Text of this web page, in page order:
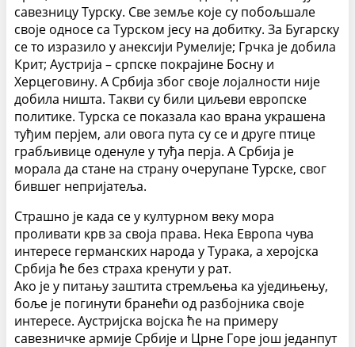
савезницу Турску. Све земље које су побољшале
своје односе са Турском јесу на добитку. За Бугарску
се то изразило у анексији Румелије; Грчка је добила
Крит; Аустрија – српске покрајине Босну и
Херцеговину. А Србија због своје лојалности није
добила ништа. Такви су били циљеви европске
политике. Турска се показала као врана украшена
туђим перјем, али овога пута су се и друге птице
грабљивице оденуле у туђа перја. А Србија је
морала да стане на страну очерупане Турске, свог
бившег непријатеља.
Страшно је када се у културном веку мора
проливати крв за своја права. Нека Европа чува
интересе германских народа у Турака, а херојска
Србија ће без страха кренути у рат.
Ако је у питању заштита стремљења ка уједињењу,
боље је погинути бранећи од разбојника своје
интересе. Аустријска војска ће на примеру
савезничке армије Србије и Црне Горе још једанпут